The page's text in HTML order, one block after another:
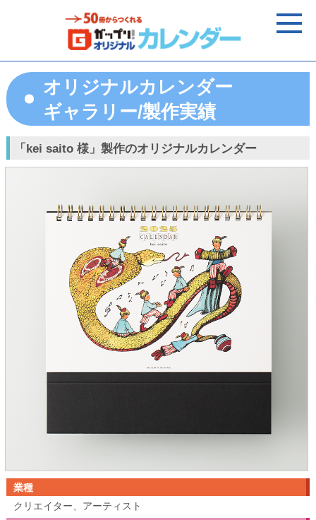
オリジナルカレンダー
ギャラリー/製作実績
「kei saito 様」製作のオリジナルカレンダー
業種
クリエイター、アーティスト